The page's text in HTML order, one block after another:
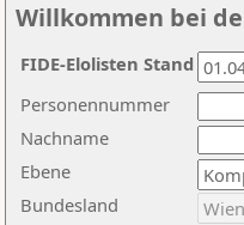
Willkommen bei
Nachname
Ebene
Personennummer
Bundesland
FIDE-Elolisten Stand